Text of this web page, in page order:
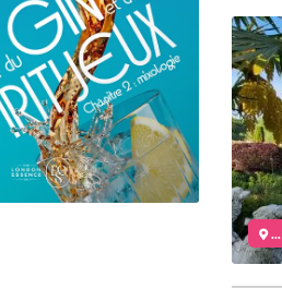
...